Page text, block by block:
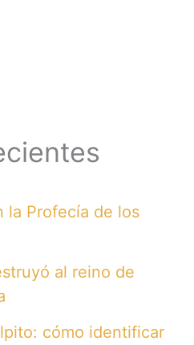
la Profecía de los
al reino de
cómo identificar